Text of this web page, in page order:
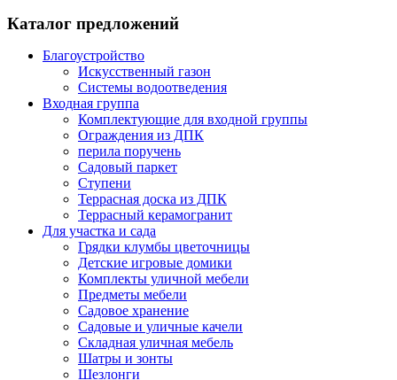
Каталог предложений
Благоустройство
Искусственный газон
Системы водоотведения
Входная группа
Комплектующие для входной группы
Ограждения из ДПК
перила поручень
Садовый паркет
Ступени
Террасная доска из ДПК
Террасный керамогранит
Для участка и сада
Грядки клумбы цветочницы
Детские игровые домики
Комплекты уличной мебели
Предметы мебели
Садовое хранение
Садовые и уличные качели
Складная уличная мебель
Шатры и зонты
Шезлонги